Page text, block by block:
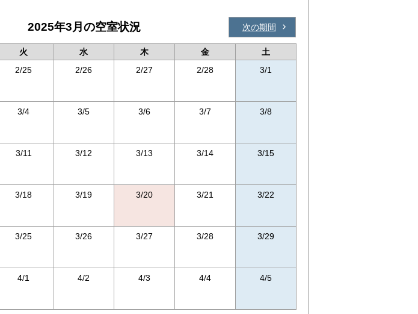
2025年3月の空室状況 次の期間
火 水 木 金
土
2/25 2/26 2/27 2/28 3/1
3/4 3/5 3/6 3/7 3/8
3/11 3/12 3/13 3/14 3/15
3/18 3/19 3/20 3/21 3/22
3/25 3/26 3/27 3/28 3/29
4/1 4/2 4/3 4/4 4/5